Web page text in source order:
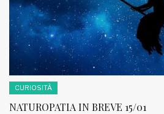
CURIOSITÀ
NATUROPATIA IN BREVE 15/01